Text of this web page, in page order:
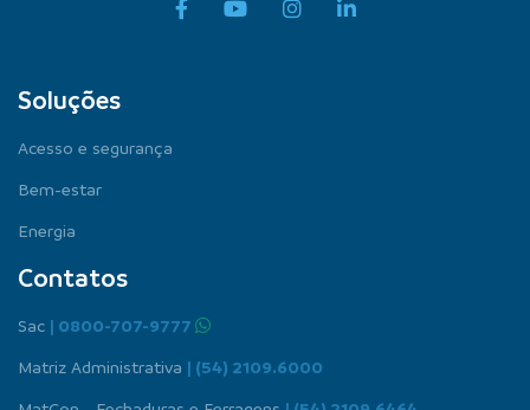
Soluções
Acesso e segurança
Bem-estar
Energia
Contatos
Sac | 0800-707-9777
Matriz Administrativa | (54) 2109.6000